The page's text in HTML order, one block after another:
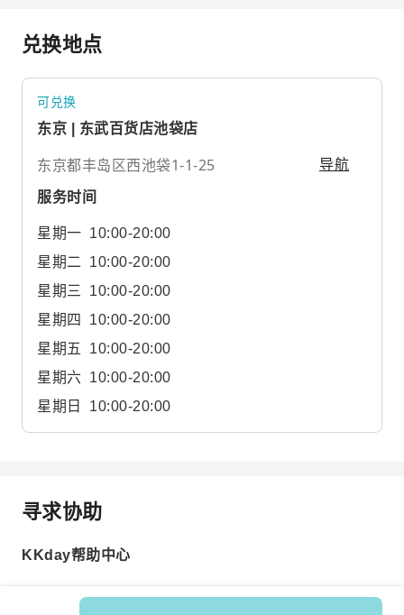
兑换地点
可兑换
东京 | 东武百货店池袋店
东京都丰岛区西池袋1-1-25 导航
服务时间
星期一 10:00-20:00
星期二
10:00-20:00
星期三
10:00-20:00
星期四
10:00-20:00
星期五
10:00-20:00
星期六 10:00-20:00
星期日
10:00-20:00
寻求协助
KKday帮助中心